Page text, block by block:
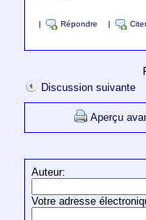
Répondre
Discussion suivante
Aperçu
Auteur:
Votre adresse